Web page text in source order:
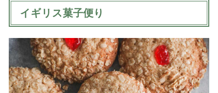
イギリス菓子便り